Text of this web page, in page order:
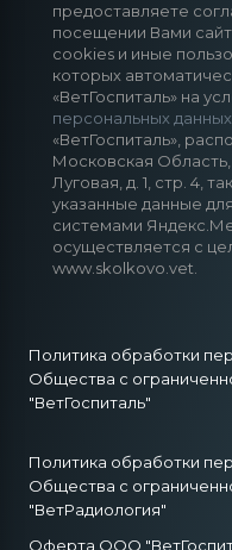
предоставляете
посещении Вами
cookies и иные
которых
«ВетГоспиталь» на
персональных данных
«ВетГоспиталь»,
Московская Область,
Луговая, д. 1, стр. 4,
указанные данные
системами
осуществляется с
www.skolkovo.vet.
Политика обработки
Общества с
"ВетГоспиталь"
Политика обработки
Общества с
"ВетРадиология"
Оферта ООО